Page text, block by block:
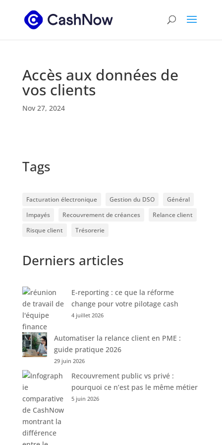
Accès aux données de
vos clients
Nov 27, 2024
Tags
Facturation électronique Gestion du DSO
Général
Impayés
Recouvrement de créances
Relance client
Risque client
Trésorerie
Derniers articles
E-reporting : ce que la réforme
change pour votre pilotage cash
4 juillet 2026
Automatiser la relance client en PME :
guide pratique 2026
29 juin 2026
Recouvrement public vs privé :
pourquoi ce n’est pas le même métier
5 juin 2026